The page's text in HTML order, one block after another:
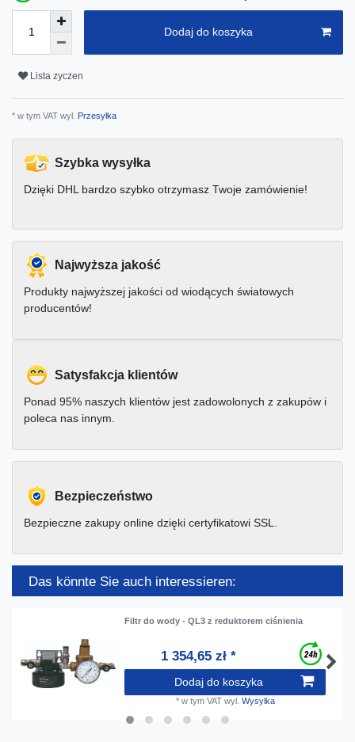
Dodaj do koszyka
Lista zyczen
* w tym VAT wyl. Przesyłka
Szybka wysyłka
Dzięki DHL bardzo szybko otrzymasz Twoje zamówienie!
Najwyższa jakość
Produkty najwyższej jakości od wiodących światowych
producentów!
Satysfakcja klientów
Ponad 95% naszych klientów jest zadowolonych z zakupów i
poleca nas innym.
Bezpieczeństwo
Bezpieczne zakupy online dzięki certyfikatowi SSL.
Das könnte Sie auch interessieren:
Filtr do wody - QL3 z reduktorem ciśnienia
1 354,65 zł *
Dodaj do koszyka
* w tym VATwyl. Wysylka